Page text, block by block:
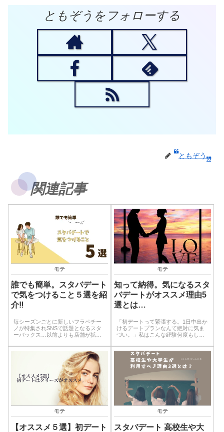
ともぞうをフォローする
ともぞう
関連記事
モテ
誰でも簡単。スタバデート
で気をつけること５選を紹
介‼
毎シーズンごとに新しいフラペチー
ノが特集されSNSで話題となるスタ
ーバックス…以前よりも店舗が拡大
スタバ…価格の割に贅沢な気分にな
るスタバは若者によっては通いたい
場所ではないでしょうか。男性諸君
モテ
知って納得。気になるスタ
バデートがオススメ理由5
選とは…
「初デートって緊張する。1日中出か
けるデートプランなんて絶対に気ま
づい。」私はこんな経験何度もしま
ぐらいが丁度いい感じのデートにな
ると思いませんか?気になる相手がい
る状況であるなら、なおさら誘って
みるのも良い...
モテ
【オススメ５選】初デート
モテ
スタバデート 高校生や大